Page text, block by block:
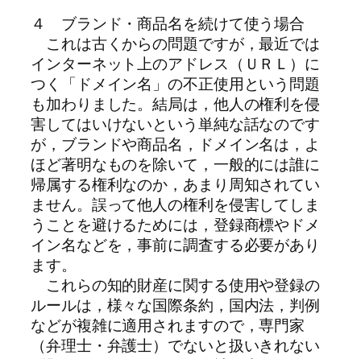
４ ブランド・商品名を続けて使う場合
これは古くからの問題ですが，最近では
インターネット上のアドレス（ＵＲＬ）に
つく「ドメイン名」の不正使用という問題
も加わりました。結局は，他人の権利を侵
害してはいけないという単純な話なのです
が，ブランドや商品名，ドメイン名は，よ
ほど著明なものを除いて，一般的には誰に
帰属する権利なのか，あまり周知されてい
ません。誤って他人の権利を侵害してしま
うことを避けるためには，登録商標やドメ
イン名などを，事前に調査する必要があり
ます。
これらの知的財産に関する使用や登録の
ルールは，様々な国際条約，国内法，判例
などが複雑に適用されますので，専門家
（弁理士・弁護士）でないと扱いきれない